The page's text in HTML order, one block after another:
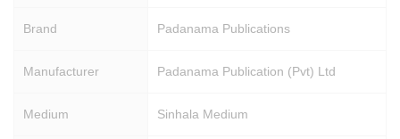
Brand Padanama Publications
Manufacturer Padanama Publication (Pvt) Ltd
Medium Sinhala Medium